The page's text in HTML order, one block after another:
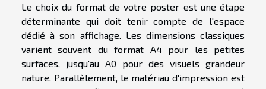
Le choix du format de votre poster est une étape
déterminante qui doit tenir compte de l'espace
dédié à son affichage. Les dimensions classiques
varient souvent du format A4 pour les petites
surfaces, jusqu'au A0 pour des visuels grandeur
nature. Parallèlement, le matériau d'impression est